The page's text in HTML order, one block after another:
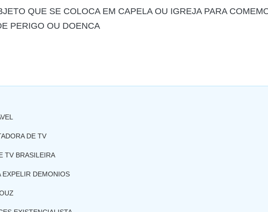
QUE SE COLOCA EM CAPELA OU IGREJA PARA
PERIGO OU DOENCA
DE TV
TV BRASILEIRA
EXPELIR DEMONIOS